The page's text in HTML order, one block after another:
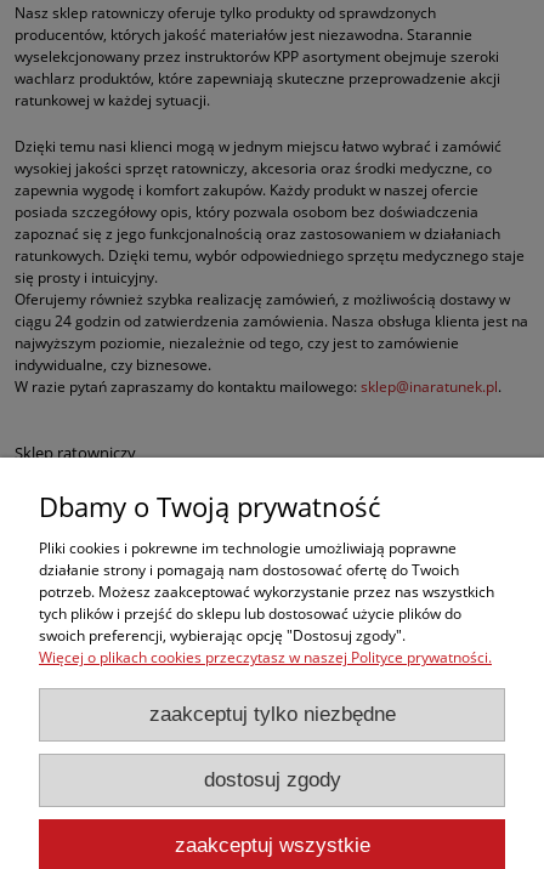
Nasz sklep ratowniczy oferuje tylko produkty od sprawdzonych
producentów, których jakość materiałów jest niezawodna. Starannie
wyselekcjonowany przez instruktorów KPP asortyment obejmuje szeroki
wachlarz produktów, które zapewniają skuteczne przeprowadzenie akcji
ratunkowej w każdej sytuacji.
Dzięki temu nasi klienci mogą w jednym miejscu łatwo wybrać i zamówić
wysokiej jakości sprzęt ratowniczy, akcesoria oraz środki medyczne, co
zapewnia wygodę i komfort zakupów. Każdy produkt w naszej ofercie
posiada szczegółowy opis, który pozwala osobom bez doświadczenia
zapoznać się z jego funkcjonalnością oraz zastosowaniem w działaniach
ratunkowych. Dzięki temu, wybór odpowiedniego sprzętu medycznego staje
się prosty i intuicyjny.
Oferujemy również szybka realizację zamówień, z możliwością dostawy w
ciągu 24 godzin od zatwierdzenia zamówienia. Nasza obsługa klienta jest na
najwyższym poziomie, niezależnie od tego, czy jest to zamówienie
indywidualne, czy biznesowe.
W razie pytań zapraszamy do kontaktu mailowego: sklep@inaratunek.pl.
Sklep ratowniczy
Defibrylatory AED
Fantomy RKO
Sprzęt ratowniczy dla służb mundurowych
Apteczki pierwszej pomocy
, ale w naszej ofercie znajdą Państwo także inne produkty medyczne
najwyższej jakości, takie jak sprzęt do ewakuacji czy nowoczesne środki do
opatrywania oparzeń i krwotoków.
Dbamy o Twoją prywatność
Pliki cookies i pokrewne im technologie umożliwiają poprawne
działanie strony i pomagają nam dostosować ofertę do Twoich
potrzeb. Możesz zaakceptować wykorzystanie przez nas wszystkich
tych plików i przejść do sklepu lub dostosować użycie plików do
swoich preferencji, wybierając opcję "Dostosuj zgody".
Więcej o plikach cookies przeczytasz w naszej Polityce prywatności.
zaakceptuj tylko niezbędne
dostosuj zgody
zaakceptuj wszystkie